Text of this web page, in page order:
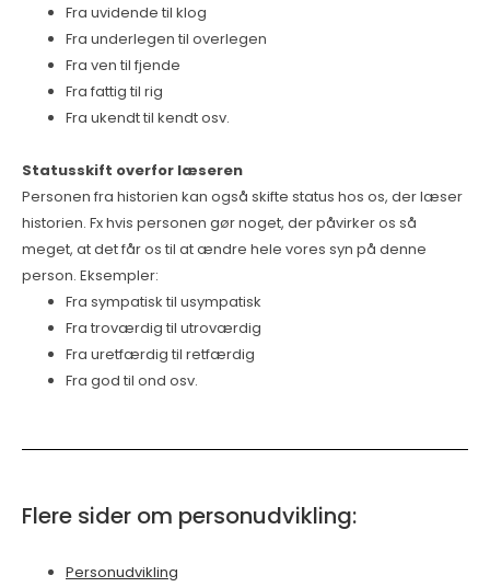
Fra uvidende til klog
Fra underlegen til overlegen
Fra ven til fjende
Fra fattig til rig
Fra ukendt til kendt osv.
Statusskift overfor læseren
Personen fra historien kan også skifte status hos os, der læser
historien. Fx hvis personen gør noget, der påvirker os så
meget, at det får os til at ændre hele vores syn på denne
person. Eksempler:
Fra sympatisk til usympatisk
Fra troværdig til utroværdig
Fra uretfærdig til retfærdig
Fra god til ond osv.
Flere sider om personudvikling:
Personudvikling